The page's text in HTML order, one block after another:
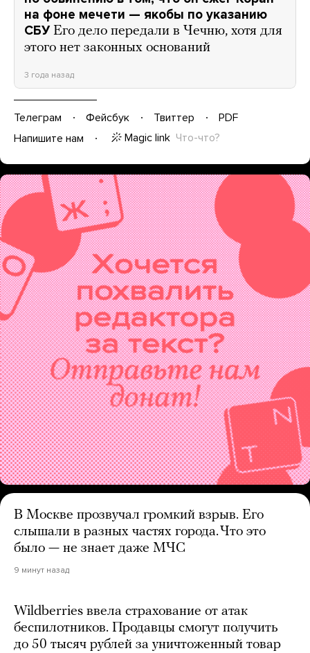
на фоне мечети — якобы по указанию
СБУ Его дело передали в Чечню, хотя для
этого нет законных оснований
3 года назад
Телеграм Фейсбук Твиттер
PDF
Напишите нам
Magic link Что-что?
В Москве прозвучал громкий взрыв. Его
слышали в разных частях города. Что это
было — не знает даже МЧС
9 минут назад
Wildberries ввела страхование от атак
беспилотников. Продавцы смогут получить
до 50 тысяч рублей за уничтоженный товар